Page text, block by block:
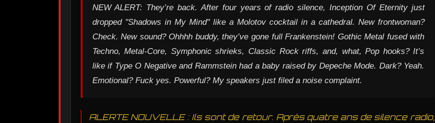
NEW ALERT: They’re back. After four years of radio silence, Inception Of Eternity just
dropped "Shadows in My Mind" like a Molotov cocktail in a cathedral. New frontwoman?
Check. New sound? Ohhhh buddy, they’ve gone full Frankenstein! Gothic Metal fused with
Techno, Metal-Core, Symphonic shrieks, Classic Rock riffs, and, what, Pop hooks? It’s
like if Type O Negative and Rammstein had a baby raised by Depeche Mode. Dark? Yeah.
Emotional? Fuck yes. Powerful? My speakers just filed a noise complaint.
ALERTE NOUVELLE : Ils sont de retour. Après quatre ans de silence radio,